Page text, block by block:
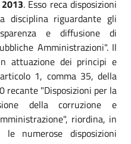
. Esso reca disposizioni
disciplina riguardante gli
e diffusione di
Amministrazioni". Il
attuazione dei principi e
1, comma 35, della
recante "Disposizioni per la
della corruzione e
riordina, in
numerose disposizioni